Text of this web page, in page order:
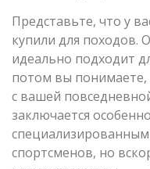
Представьте, что у
купили для походов.
идеально подходит
потом вы понимаете,
с вашей
заключается
спортсменов, но